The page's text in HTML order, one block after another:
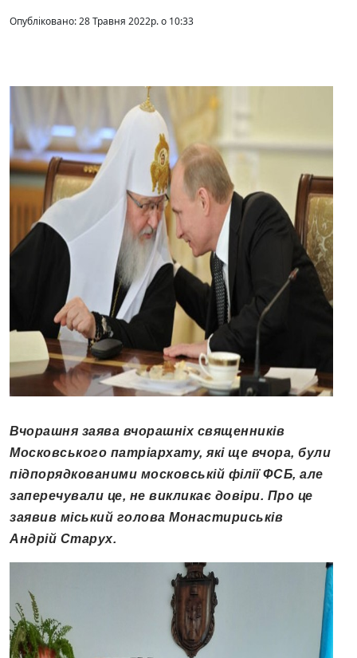
Опубліковано: 28 Травня 2022р. о 10:33
Вчорашня заява вчорашніх священників
Московського патріархату, які ще вчора, були
підпорядкованими московській філії ФСБ, але
заперечували це, не викликає довіри. Про це
заявив міський голова Монастириськів
Андрій Старух.